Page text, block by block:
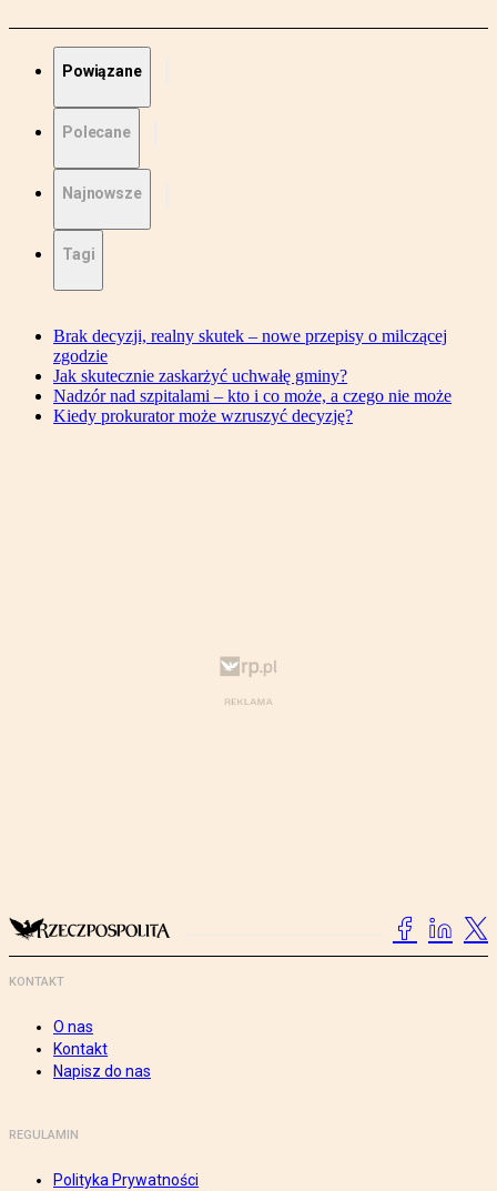
Powiązane
Polecane
Najnowsze
Tagi
Brak decyzji, realny skutek – nowe przepisy o milczącej
zgodzie
Jak skutecznie zaskarżyć uchwałę gminy?
Nadzór nad szpitalami – kto i co może, a czego nie może
Kiedy prokurator może wzruszyć decyzję?
KONTAKT
O nas
Kontakt
Napisz do nas
REGULAMIN
Polityka Prywatności